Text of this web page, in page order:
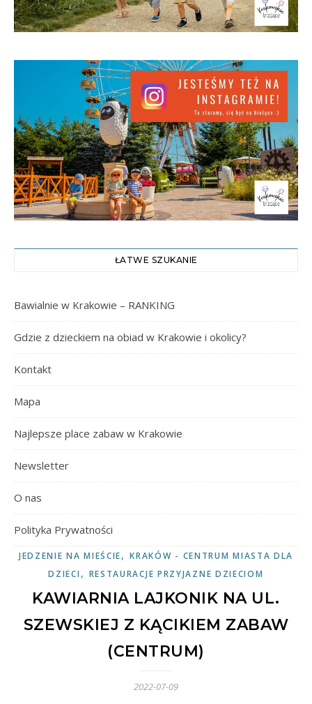
ŁATWE SZUKANIE
Bawialnie w Krakowie – RANKING
Gdzie z dzieckiem na obiad w Krakowie i okolicy?
Kontakt
Mapa
Najlepsze place zabaw w Krakowie
Newsletter
O nas
Polityka Prywatności
JEDZENIE NA MIEŚCIE,KRAKÓW - CENTRUM MIASTA DLA
DZIECI, RESTAURACJE PRZYJAZNE DZIECIOM
KAWIARNIA LAJKONIK NA UL.
SZEWSKIEJ Z KĄCIKIEM ZABAW
(CENTRUM)
2022-07-09